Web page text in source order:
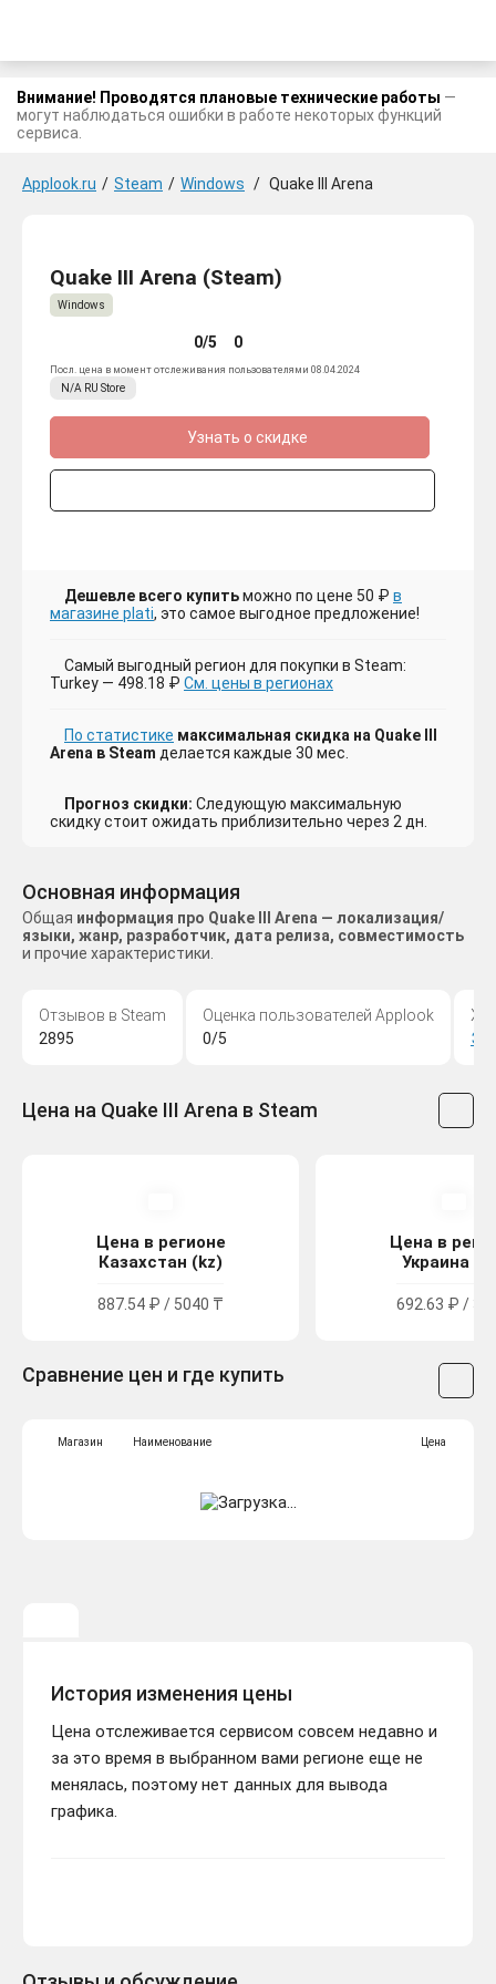
Внимание! Проводятся плановые технические работы —
могут наблюдаться ошибки в работе некоторых функций
сервиса.
Applook.ru / Steam / Windows / Quake III Arena
Quake III Arena (Steam)
Windows
0/5 0
Посл. цена в момент отслеживания пользователями 08.04.2024
N/A RU Store
Узнать о скидке
Дешевле всего купитьможно по цене 50 ₽ в
магазине plati, это самое выгодное предложение!
Самый выгодный регион для покупки в Steam:
Turkey — 498.18 ₽ См. цены в регионах
По статистике максимальная скидка на Quake III
Arena в Steam делается каждые 30 мес.
Прогноз скидки: Следующую максимальную
скидку стоит ожидать приблизительно через 2 дн.
Основная информация
Общая информация про Quake III Arena — локализация/
языки, жанр, разработчик, дата релиза, совместимость
и прочие характеристики.
Отзывов в Steam
2895
Оценка пользователей Applook
0/5
Цена на Quake III Arena в Steam
Цена в регионе
Казахстан (kz)
887.54 ₽ / 5040 ₸
Цена в
Украина
692.63 ₽ /
Сравнение цен и где купить
Магазин Наименование Цена
История изменения цены
Цена отслеживается сервисом совсем недавно и
за это время в выбранном вами регионе еще не
менялась, поэтому нет данных для вывода
графика.